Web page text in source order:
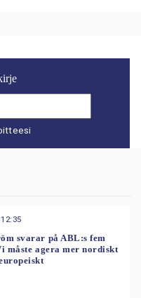
svarar på ABL:s fem
måste agera mer nordiskt